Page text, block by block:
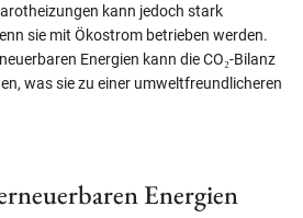
kann jedoch stark
sie mit Ökostrom betrieben werden.
Energien kann die CO₂-Bilanz
was sie zu einer umweltfreundlicheren
Energien